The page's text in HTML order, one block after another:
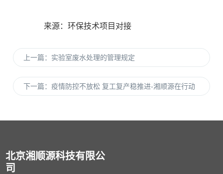
来源：环保技术项目对接
上一篇： 实验室废水处理的管理规定
下一篇：疫情防控不放松 复工复产稳推进-湘顺源在行动
北京湘顺源科技有限公
司